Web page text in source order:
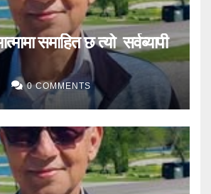
समाहित छ त्यो सर्वब्यापी
0 COMMENTS